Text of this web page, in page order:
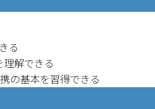
る
解できる
の基本を習得できる